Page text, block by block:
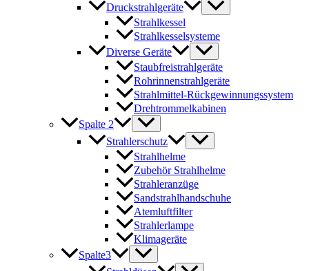
Druckstrahlgeräte
Strahlkessel
Strahlkesselsysteme
Diverse Geräte
Staubfreistrahlgeräte
Rohrinnenstrahlgeräte
Strahlmittel-Rückgewinnungssystem
Drehtrommelkabinen
Spalte 2
Strahlerschutz
Strahlhelme
Zubehör Strahlhelme
Strahleranzüge
Sandstrahlhandschuhe
Atemluftfilter
Strahlerlampe
Klimageräte
Spalte3